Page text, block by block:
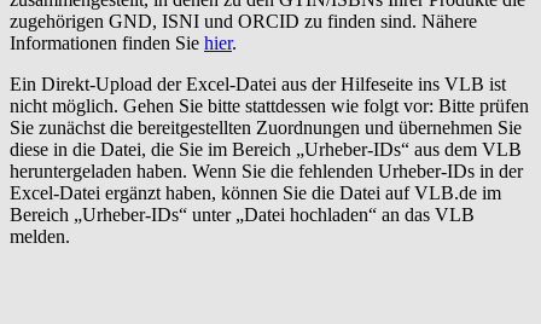
zugehörigen GND, ISNI und ORCID zu finden sind. Nähere
Informationen finden Sie hier.
Ein Direkt-Upload der Excel-Datei aus der Hilfeseite ins VLB ist
nicht möglich. Gehen Sie bitte stattdessen wie folgt vor: Bitte prüfen
Sie zunächst die bereitgestellten Zuordnungen und übernehmen Sie
diese in die Datei, die Sie im Bereich „Urheber-IDs“ aus dem VLB
heruntergeladen haben. Wenn Sie die fehlenden Urheber-IDs in der
Excel-Datei ergänzt haben, können Sie die Datei auf VLB.de im
Bereich „Urheber-IDs“ unter „Datei hochladen“ an das VLB
melden.